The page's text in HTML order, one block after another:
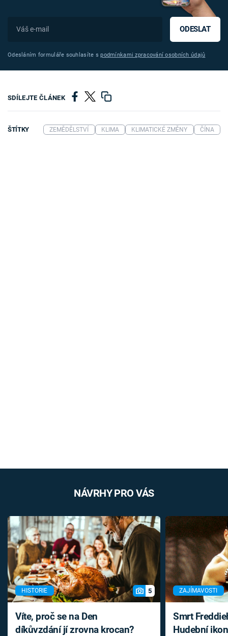
ODESLAT
Odesláním formuláře souhlasíte spodmínkami zpracování osobních údajů
SDÍLEJTE ČLÁNEK
ŠTÍTKY ZEMĚDĚLSTVÍ KLIMA KLIMATICKÉ ZMĚNY ČÍNA
NÁVRHY PRO VÁS
HISTORIE 5
Víte, proč se na Den
díkůvzdání jí zrovna krocan?
ZAJÍMAVOSTI
Smrt
Hudební